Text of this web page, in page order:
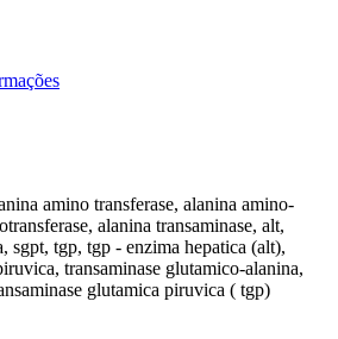
amino transferase, alanina amino-
alanina transaminase, alt,
sgpt, tgp, tgp - enzima hepatica (alt),
transaminase glutamico-alanina,
glutamica piruvica ( tgp)